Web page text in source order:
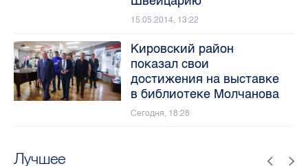
Лучшее
15.05.2014, 13:22
Кировский район
показал свои
достижения на выставке
в библиотеке Молчанова
Сегодня, 18:28